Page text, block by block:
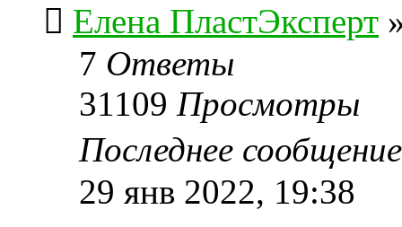
Елена ПластЭксперт
7 Ответы
31109 Просмотры
Последнее
29 янв 2022, 19:38